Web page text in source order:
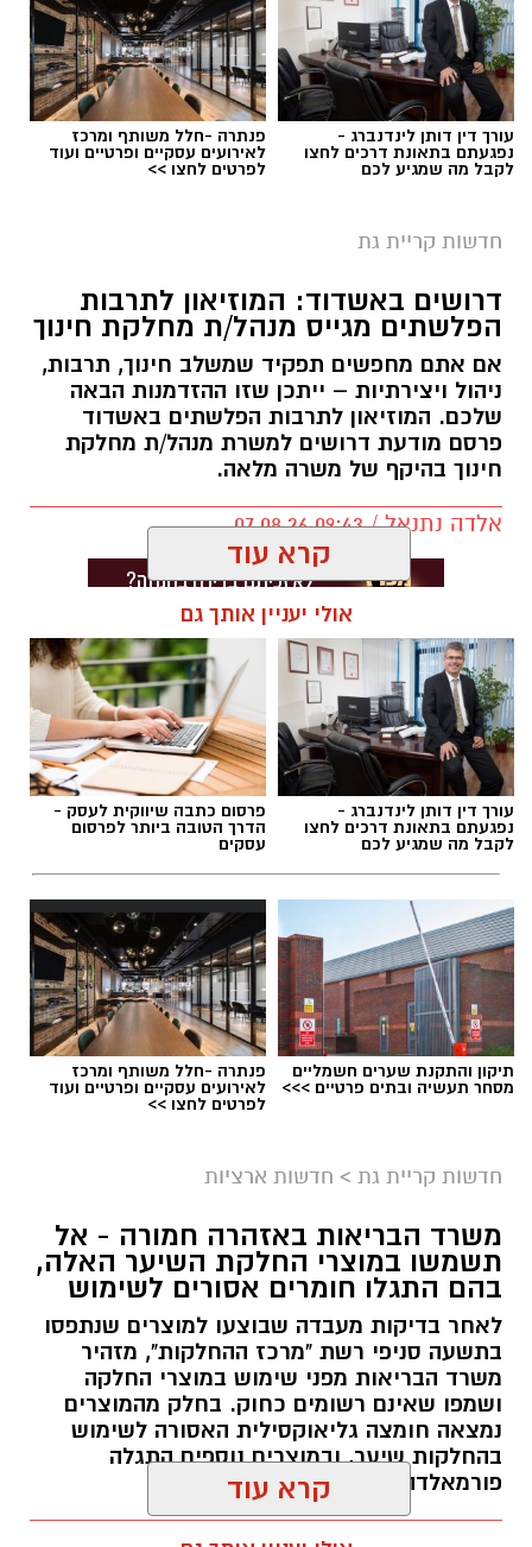
עורך דין דותן לינדנברג -
נפגעתם בתאונת דרכים לחצו
לקבל מה שמגיע לכם
פנתרה -חלל משותף ומרכז
לאירועים עסקיים ופרטיים ועוד
לפרטים לחצו >>
חדשות קריית גת
דרושים באשדוד: המוזיאון לתרבות
הפלשתים מגייס מנהל/ת מחלקת חינוך
אם אתם מחפשים תפקיד שמשלב חינוך, תרבות,
ניהול ויצירתיות – ייתכן שזו ההזדמנות הבאה
שלכם. המוזיאון לתרבות הפלשתים באשדוד
פרסם מודעת דרושים למשרת מנהל/ת מחלקת
חינוך בהיקף של משרה מלאה.
אלדה נתנאל / 09:43 07.08.26
תגים:דרושים באשדוד
במסגרת התפקיד יידרש המועמד להוביל את תחום
מקצועי, לפתח תוכניות חינוכיות, ליצור אירועי תוכן
ופרויקטים ייחודיים ולעבוד מול קהלים מגוונים, תוך
חיבור בין עולם התרבות, החינוך והקהילה.
בין דרישות התפקיד:
תואר אקדמי המוכר על ידי המועצה להשכלה
גבוהה.
ניסיון בפיתוח הדרכה ועמידה מול קהל.
ניסיון ויכולת בניהול והובלת צוות.
קרא עוד
אולי יעניין אותך גם
עורך דין דותן לינדנברג -
נפגעתם בתאונת דרכים לחצו
לקבל מה שמגיע לכם
פרסום כתבה שיווקית לעסק -
הדרך הטובה ביותר לפרסום
עסקים
תיקון והתקנת שערים חשמליים
מסחר תעשיה ובתים פרטיים >>>
פנתרה -חלל משותף ומרכז
לאירועים עסקיים ופרטיים ועוד
לפרטים לחצו >>
חדשות קריית גת > חדשות ארציות
משרד הבריאות באזהרה חמורה - אל
תשמשו במוצרי החלקת השיער האלה,
בהם התגלו חומרים אסורים לשימוש
לאחר בדיקות מעבדה שבוצעו למוצרים שנתפסו
בתשעה סניפי רשת "מרכז ההחלקות", מזהיר
משרד הבריאות מפני שימוש במוצרי החלקה
ושמפו שאינם רשומים כחוק. בחלק מהמוצרים
נמצאה חומצה גליאוקסילית האסורה לשימוש
בהחלקות שיער, ובמוצרים נוספים התגלה
פורמאלדהיד - חומר המוגדר כמסרטן
קרא עוד